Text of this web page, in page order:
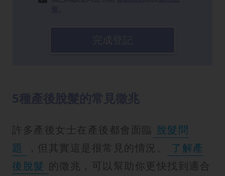
許多產後女士在產後都會面臨 脫髮問
題
，但其實這是很常見的情況。
了解產
後脫髮 的徵兆，可以幫助你更快找到適合